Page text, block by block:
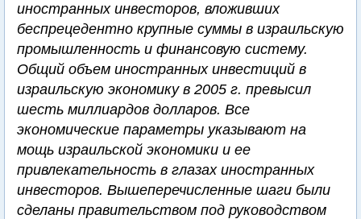
иностранных инвесторов, вложивших
беспрецедентно крупные суммы в израильскую
промышленность и финансовую систему.
Общий объем иностранных инвестиций в
израильскую экономику в 2005 г. превысил
шесть миллиардов долларов. Все
экономические параметры указывают на
мощь израильской экономики и ее
привлекательность в глазах иностранных
инвесторов. Вышеперечисленные шаги были
сделаны правительством под руководством